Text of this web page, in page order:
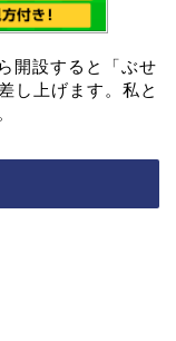
開設すると「ぶせ
し上げます。私と